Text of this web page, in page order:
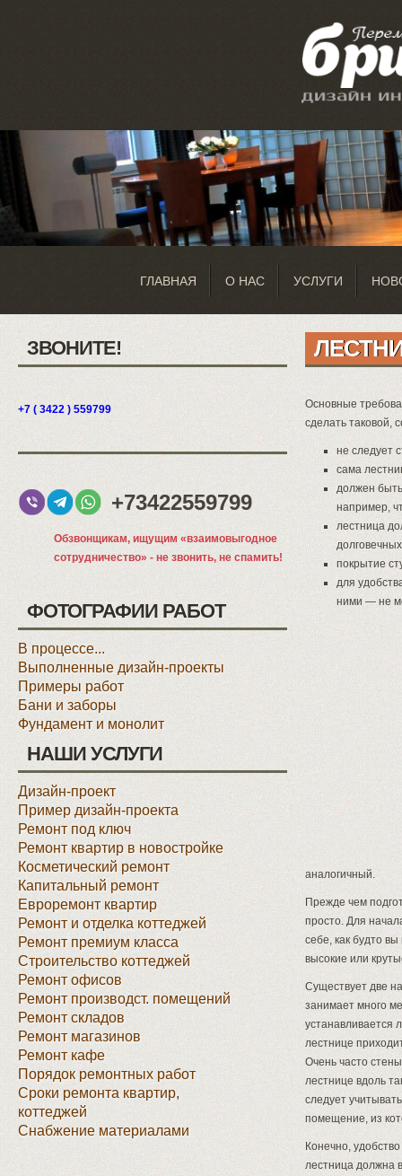
ГЛАВНАЯ О НАС УСЛУГИ
ЗВОНИТЕ!
+7 ( 3422 ) 559799
+73422559799
Обзвонщикам, ищущим «взаимовыгодное
сотрудничество» - не звонить, не спамить!
ФОТОГРАФИИ РАБОТ
В процессе...
Выполненные дизайн-проекты
Примеры работ
Бани и заборы
Фундамент и монолит
НАШИ УСЛУГИ
Дизайн-проект
Пример дизайн-проекта
Ремонт под ключ
Ремонт квартир в новостройке
Косметический ремонт
Капитальный ремонт
Евроремонт квартир
Ремонт и отделка коттеджей
Ремонт премиум класса
Строительство коттеджей
Ремонт офисов
Ремонт производст. помещений
Ремонт складов
Ремонт магазинов
Ремонт кафе
Порядок ремонтных работ
Сроки ремонта квартир,
коттеджей
Снабжение материалами
Основные
сделать таковой,
не следует
сама
должен
например,
лестница
покрытие
для
ними — не
аналогичный.
Прежде чем
просто. Для
себе, как будто
высокие или
Существует две
занимает много
устанавливается
лестнице
Очень часто
лестнице вдоль
следует
помещение, из
Конечно,
лестница должна